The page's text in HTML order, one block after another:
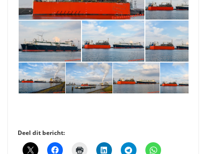
Deel dit bericht: